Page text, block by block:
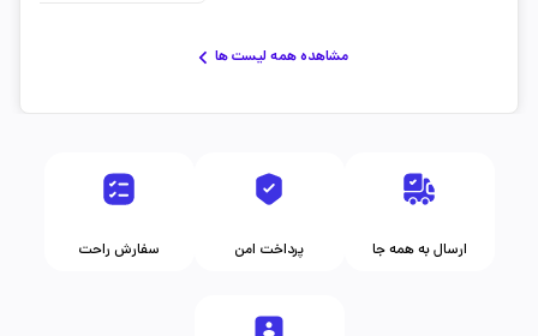
مشاهده همه لیست ها
سفارش راحت پرداخت امن ارسال به همه جا